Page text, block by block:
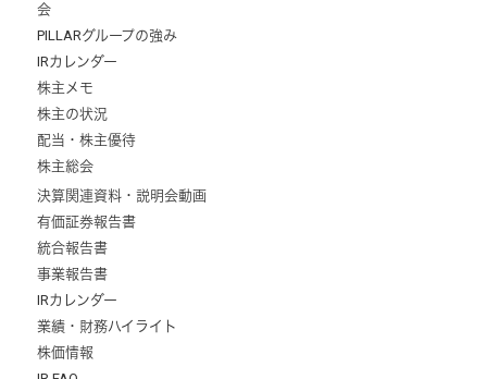
会
PILLARグループの強み
IRカレンダー
株主メモ
株主の状況
配当・株主優待
株主総会
決算関連資料・説明会動画
有価証券報告書
統合報告書
事業報告書
IRカレンダー
業績・財務ハイライト
株価情報